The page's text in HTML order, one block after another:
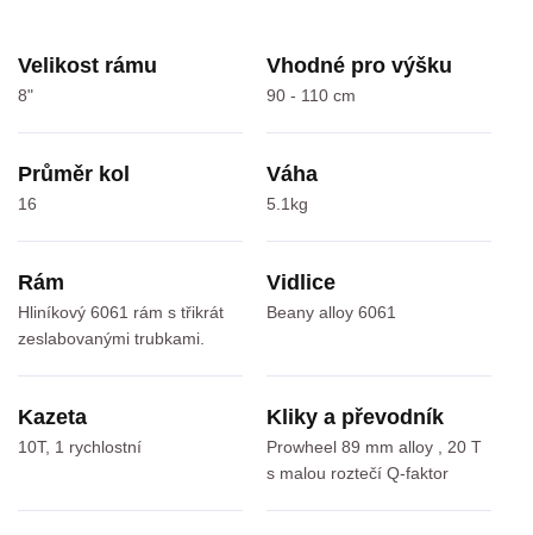
Velikost rámu
8"
Vhodné pro výšku
90 - 110 cm
Průměr kol
16
Váha
5.1kg
Rám
Hliníkový 6061 rám s třikrát
zeslabovanými trubkami.
Vidlice
Beany alloy 6061
Kazeta
10T, 1 rychlostní
Kliky a převodník
Prowheel 89 mm alloy , 20 T
s malou roztečí Q-faktor